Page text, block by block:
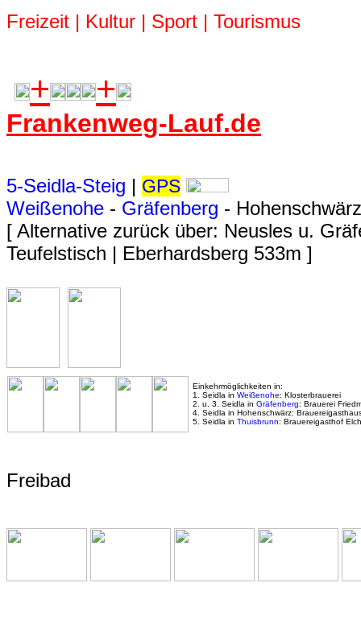
Freizeit | Kultur | Sport | Tourismus
+ +
Frankenweg-Lauf.de
5-Seidla-Steig | GPS
Weißenohe - Gräfenberg -
[ Alternative zurück über: Neusles u.
Teufelstisch | Eberhardsberg 533m ]
Einkehrmöglichkeiten in:
1. Seidla in Weißenohe: Klosterbrauerei
2. u. 3. Seidla in Gräfenberg: Brauerei
4. Seidla in Hohenschwärz:
5. Seidla in Thuisbrunn: Brauereigasthof
Freibad